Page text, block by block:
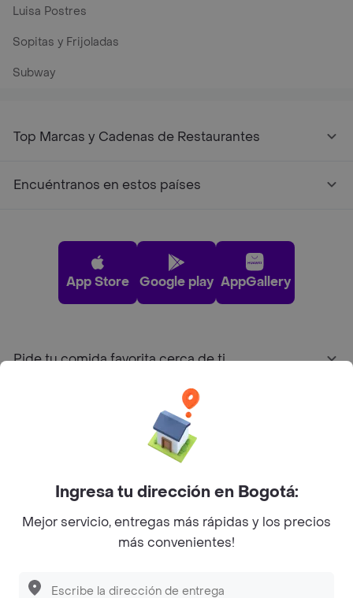
Luisa Postres
Sopitas y Frijoladas
Subway
Top Marcas y Cadenas de Restaurantes
Encuéntranos en estos países
App Store Google play AppGallery
Pide tu comida favorita cerca de ti
Sobre Rappi
Facebook
Twitter
Instagram
©2026Rappi Inc. All rights reserved.
Ingresa tu dirección en Bogotá:
Mejor servicio, entregas más rápidas y los precios
más convenientes!